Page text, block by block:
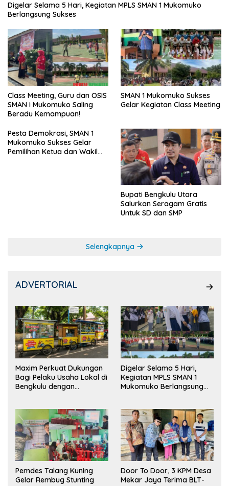
Digelar Selama 5 Hari, Kegiatan MPLS SMAN 1 Mukomuko
Berlangsung Sukses
Class Meeting, Guru dan OSIS
SMAN I Mukomuko Saling
Beradu Kemampuan!
SMAN 1 Mukomuko Sukses
Gelar Kegiatan Class Meeting
Pesta Demokrasi, SMAN 1
Mukomuko Sukses Gelar
Pemilihan Ketua dan Wakil
Bupati Bengkulu Utara
Salurkan Seragam Gratis
Untuk SD dan SMP
Selengkapnya
ADVERTORIAL
Maxim Perkuat Dukungan
Bagi Pelaku Usaha Lokal di
Bengkulu dengan
Pasar
Digelar Selama 5 Hari,
Kegiatan MPLS SMAN 1
Mukomuko Berlangsung
Pemdes Talang Kuning
Gelar Rembug Stunting
Door To Door, 3 KPM Desa
Mekar Jaya Terima BLT-